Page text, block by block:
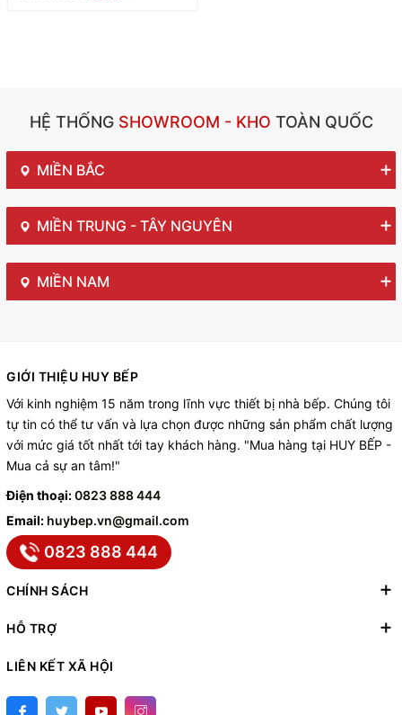
HỆ THỐNGSHOWROOM - KHO TOÀN QUỐC
MIỀN BẮC
MIỀN TRUNG - TÂY NGUYÊN
MIỀN NAM
GIỚI THIỆU HUY BẾP
Với kinh nghiệm 15 năm trong lĩnh vực thiết bị nhà bếp. Chúng tôi
tự tin có thể tư vấn và lựa chọn được những sản phẩm chất lượng
với mức giá tốt nhất tới tay khách hàng. "Mua hàng tại HUY BẾP -
Mua cả sự an tâm!"
Điện thoại:0823 888 444
Email: huybep.vn@gmail.com
0823 888 444
CHÍNH SÁCH
HỖ TRỢ
LIÊN KẾT XÃ HỘI